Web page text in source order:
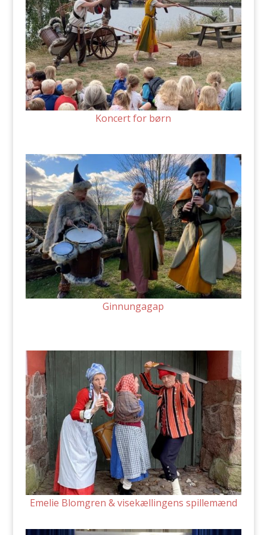
Koncert for børn
Ginnungagap
Emelie Blomgren & visekællingens spillemænd